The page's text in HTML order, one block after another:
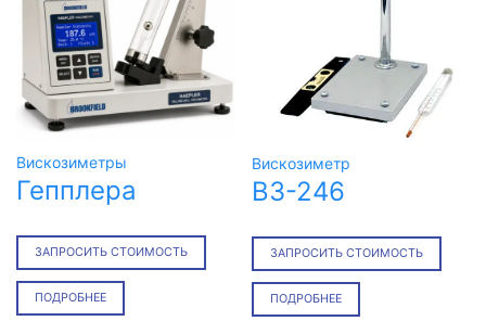
Вискозиметры
Гепплера
ЗАПРОСИТЬ СТОИМОСТЬ
ПОДРОБНЕЕ
Вискозиметр
ВЗ-246
ЗАПРОСИТЬ СТОИМОСТЬ
ПОДРОБНЕЕ